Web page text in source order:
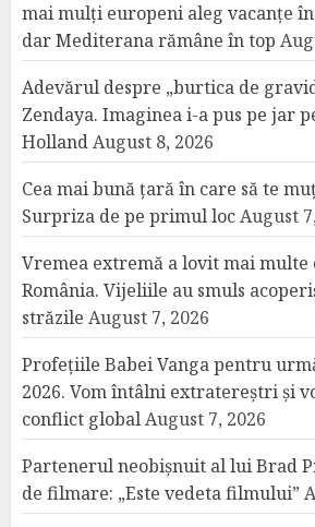
mai mulți europeni aleg vacanțe
dar Mediterana rămâne în top
Adevărul despre „burtica de
Zendaya. Imaginea i-a pus pe jar
HollandAugust 8, 2026
Cea mai bună țară în care să te
Surpriza de pe primul locAugust
Vremea extremă a lovit mai multe
România. Vijeliile au smuls
străzile August 7, 2026
Profețiile Babei Vanga pentru
2026. Vom întâlni extratereștri și
conflict globalAugust 7, 2026
Partenerul neobișnuit al lui Brad
de filmare: „Este vedeta filmului”